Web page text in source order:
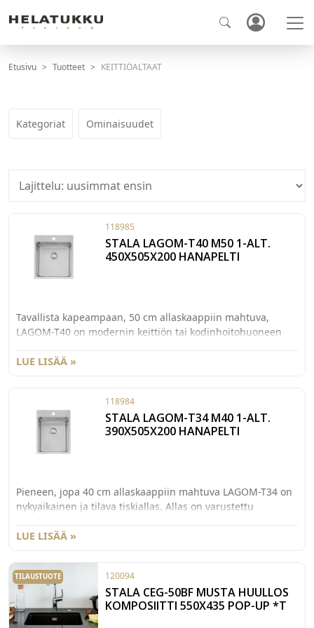
Etusivu Tuotteet KEITTIÖALTAAT
Kategoriat Ominaisuudet
118985
STALA LAGOM-T40 M50 1-ALT.
450X505X200 HANAPELTI
Tavallista kapeampaan, 50 cm allaskaappiin mahtuva,
LAGOM-T40 on modernin keittiön tai kodinhoitohuoneen
MONOreuna, jonka ansiosta sen voi asentaa tason päälle
LUE LISÄÄ »
118984
STALA LAGOM-T34 M40 1-ALT.
390X505X200 HANAPELTI
Pieneen, jopa 40 cm allaskaappiin mahtuva LAGOM-T34 on
nykyaikainen ja tilava tiskiallas. Allas on varustettu
sen voi asentaa eri asennustavoilla, esimerkiksi tason
tilavampia ja tämäkin allas on 20 cm syvä. Se soveltuu
keittiön lisäksi myös kodinhoitohuoneeseen tai
toimistokäyttöön. Altaan mitat 390x505x200mm.
Varastotuotteemme elokuun alusta lähtien.
LUE LISÄÄ »
TILAUSTUOTE 120094
STALA CEG-50BF MUSTA HUULLOS
KOMPOSIITTI 550X435 POP-UP *T